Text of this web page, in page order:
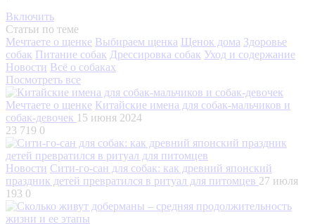
Включить
Статьи по теме
Мечтаете о щенке Выбираем щенка Щенок дома Здоровье
собак Питание собак Дрессировка собак Уход и содержание
Новости Всё о собаках
Посмотреть все
Мечтаете о щенке Китайские имена для собак-мальчиков и
собак-девочек 15 июня 2024
23 719 0
Новости Сити-го-сан для собак: как древний японский
праздник детей превратился в ритуал для питомцев 27 июля
193 0